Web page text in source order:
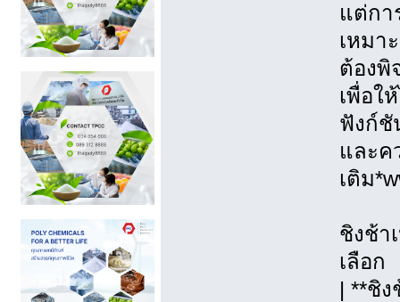
แต่กา
เหมา
ต้องพิ
เพื่อใ
ฟังก์ชั
และค
เติม
ชิงช้า
เลือก
| **ชิง